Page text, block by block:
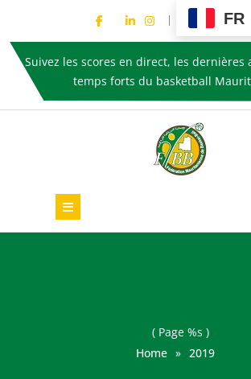
FR
Suivez les scores en direct, les dernières
temps forts du basketball
( Page %s )
Home » 2019